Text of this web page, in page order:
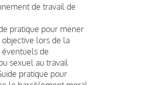
de travail de
pratique pour mener
lors de la
éventuels de
sexuel au travail
pratique pour